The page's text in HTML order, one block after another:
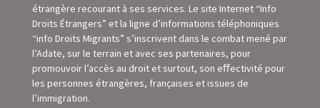
étrangère recourant à ses services. Le site Internet “Info
Droits Étrangers” et la ligne d’informations téléphoniques
“info Droits Migrants” s’inscrivent dans le combat mené par
l’Adate, sur le terrain et avec ses partenaires, pour
promouvoir l’accès au droit et surtout, son eﬀectivité pour
les personnes étrangères, françaises et issues de
l’immigration.